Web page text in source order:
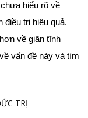
hiểu rõ về
điều trị hiệu quả.
về giãn tĩnh
vấn đề này và tìm